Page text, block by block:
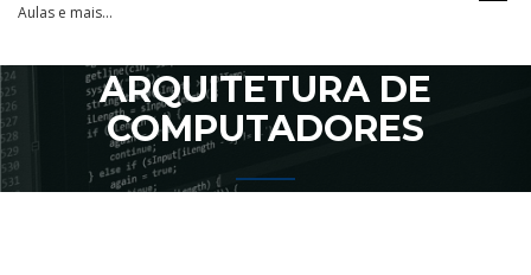
Aulas e mais…
ARQUITETURA DE
COMPUTADORES